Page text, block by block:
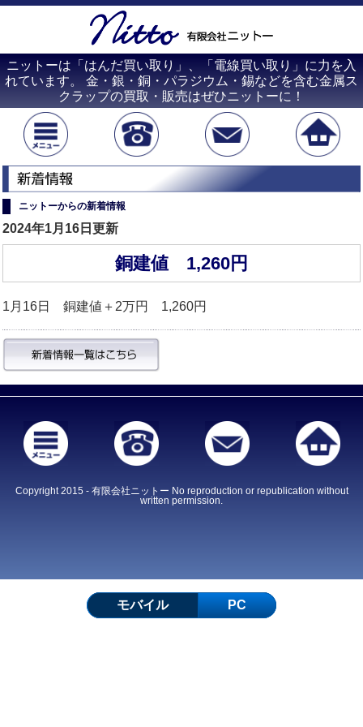
ニットーは「はんだ買い取り」、「電線買い取り」に力を入
れています。 金・銀・銅・パラジウム・錫などを含む金属ス
クラップの買取・販売はぜひニットーに！
ニットーからの新着情報
2024年1月16日更新
銅建値 1,260円
1月16日 銅建値＋2万円 1,260円
Copyright 2015 - 有限会社ニットー No reproduction or republication without
written permission.
モバイル PC